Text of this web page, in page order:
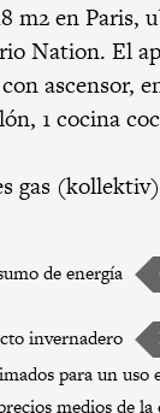
m2 en Paris,
Nation. El
ascensor,
1 cocina
gas
de energía
invernadero
para un uso
medios de